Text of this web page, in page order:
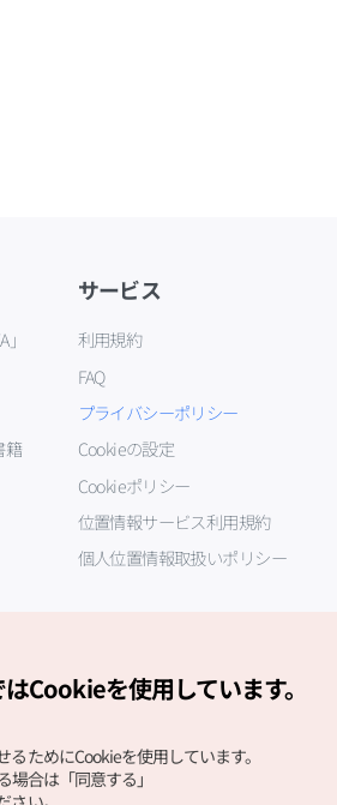
籍
サービス
利用規約
FAQ
プライバシーポリシー
Cookieの設定
Cookieポリシー
位置情報サービス利用規約
個人位置情報取扱いポリシー
Cookieを使用しています。
ためにCookieを使用しています。
合は「同意する」